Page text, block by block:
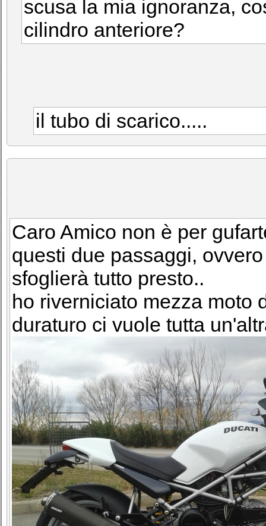
scusa la mia ignoranza,
cilindro anteriore?
il tubo di scarico.....
Caro Amico non è per
questi due passaggi,
sfoglierà tutto presto..
ho riverniciato mezza moto
duraturo ci vuole tutta